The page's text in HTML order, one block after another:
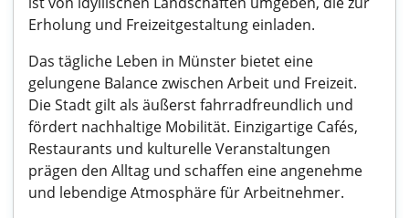
Erholung und Freizeitgestaltung einladen.
Das tägliche Leben in Münster bietet eine
gelungene Balance zwischen Arbeit und Freizeit.
Die Stadt gilt als äußerst fahrradfreundlich und
fördert nachhaltige Mobilität. Einzigartige Cafés,
Restaurants und kulturelle Veranstaltungen
prägen den Alltag und schaffen eine angenehme
und lebendige Atmosphäre für Arbeitnehmer.